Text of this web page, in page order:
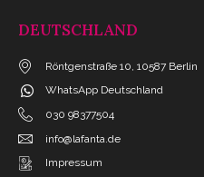
DEUTSCHLAND
Röntgenstraße 10, 10587 Berlin
WhatsApp Deutschland
030 98377504
info@lafanta.de
Impressum